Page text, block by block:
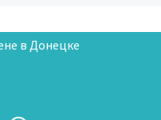
в Донецке